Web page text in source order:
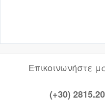
Επικοινωνήστε
(+30)